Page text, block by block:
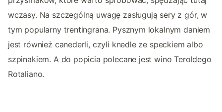
wczasy. Na szczególną uwagę zasługują sery z gór, w
tym popularny trentingrana. Pysznym lokalnym daniem
jest również canederli, czyli knedle ze speckiem albo
szpinakiem. A do popicia polecane jest wino Teroldego
Rotaliano.